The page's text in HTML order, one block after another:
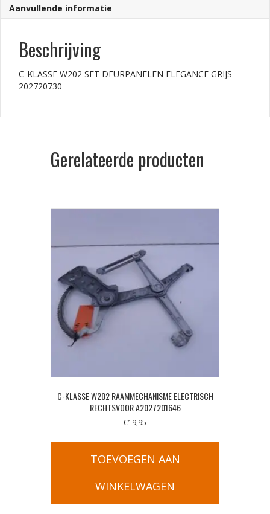
Aanvullende informatie
Beschrijving
C-KLASSE W202 SET DEURPANELEN ELEGANCE GRIJS
202720730
Gerelateerde producten
C-KLASSE W202 RAAMMECHANISME ELECTRISCH
RECHTSVOOR A2027201646
€19,95
TOEVOEGEN AAN
WINKELWAGEN